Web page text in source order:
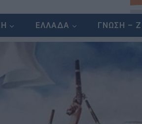
ΕΛΛΑΔΑ ΓΝΩΣΗ –